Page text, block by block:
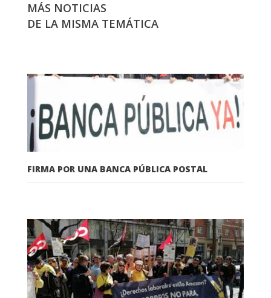
MÁS NOTICIAS
DE LA MISMA TEMÁTICA
FIRMA POR UNA BANCA PÚBLICA POSTAL